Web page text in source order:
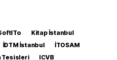
Kitap İstanbul
İDTM İstanbul
İTOSAM
Tesisleri
ICVB